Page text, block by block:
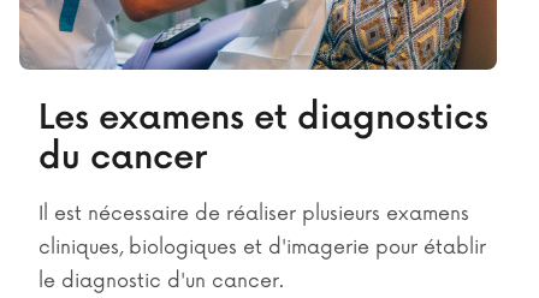
Les examens et diagnostics
du cancer
Il est nécessaire de réaliser plusieurs examens
cliniques, biologiques et d'imagerie pour établir
le diagnostic d'un cancer.